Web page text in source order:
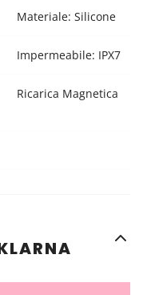
Materiale: Silicone
Impermeabile: IPX7
Ricarica Magnetica